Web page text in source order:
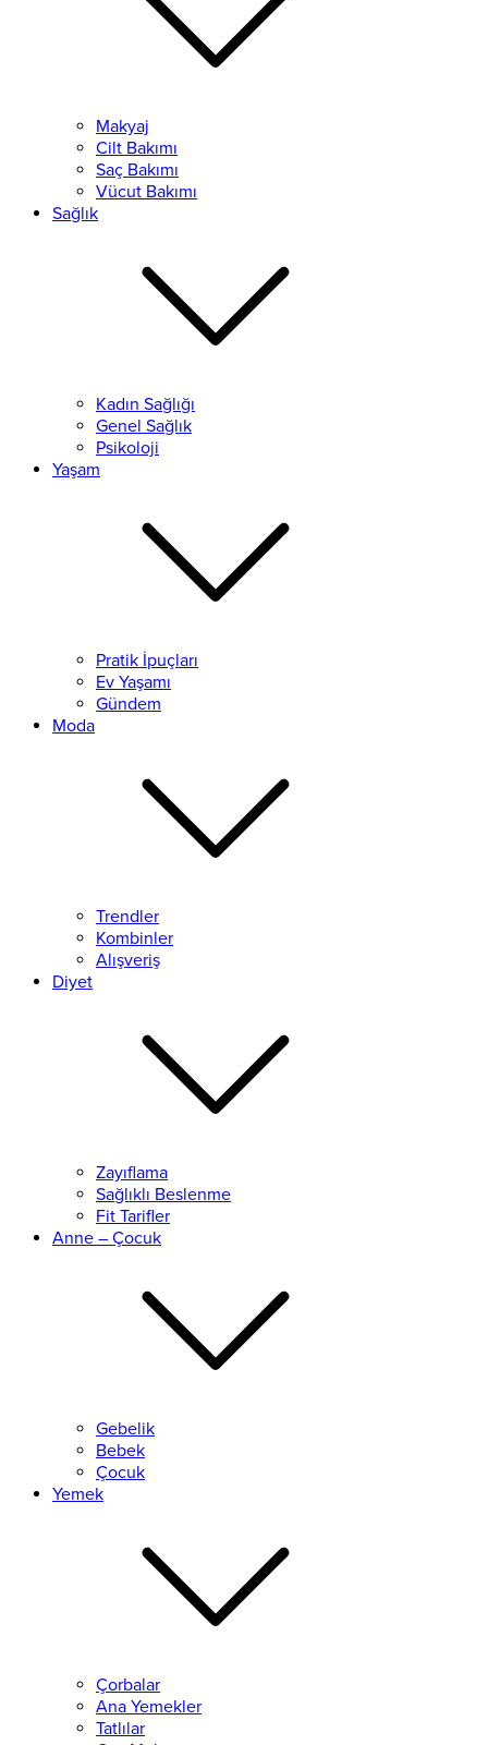
Makyaj
Cilt Bakımı
Saç Bakımı
Vücut Bakımı
Sağlık
Kadın Sağlığı
Genel Sağlık
Psikoloji
Yaşam
Pratik İpuçları
Ev Yaşamı
Gündem
Moda
Trendler
Kombinler
Alışveriş
Diyet
Zayıflama
Sağlıklı Beslenme
Fit Tarifler
Anne – Çocuk
Gebelik
Bebek
Çocuk
Yemek
Çorbalar
Ana Yemekler
Tatlılar